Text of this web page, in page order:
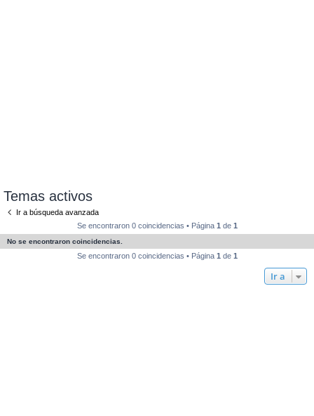
Temas activos
Ir a búsqueda avanzada
Se encontraron 0 coincidencias • Página 1 de 1
No se encontraron coincidencias.
Se encontraron 0 coincidencias • Página 1 de 1
Ir a